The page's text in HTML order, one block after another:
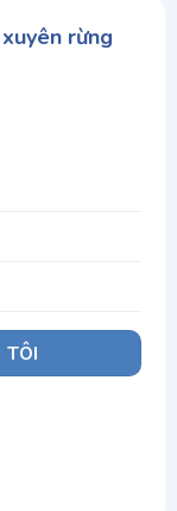
rừng
TÔI